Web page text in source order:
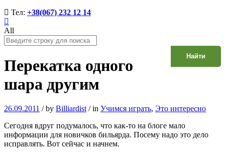
Тел: +38(067) 232 12 14
All
Найти
Перекатка одного
шара другим
26.09.2011 /by Billiardist/in Учимся играть, Это интересно
Сегодня вдруг подумалось, что как-то на блоге мало
информации для новичков бильярда. Посему надо это дело
исправлять. Вот сейчас и начнем.